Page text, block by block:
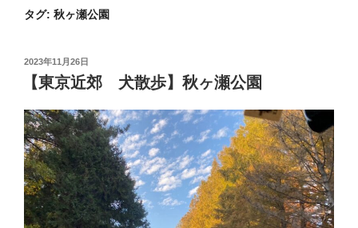
タグ: 秋ヶ瀬公園
投
日:
2023年11月26日
【東京近郊 犬散歩】秋ヶ瀬公園